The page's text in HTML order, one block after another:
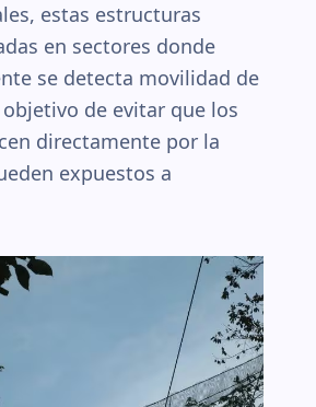
estas estructuras
en sectores donde
se detecta movilidad de
de evitar que los
directamente por la
expuestos a